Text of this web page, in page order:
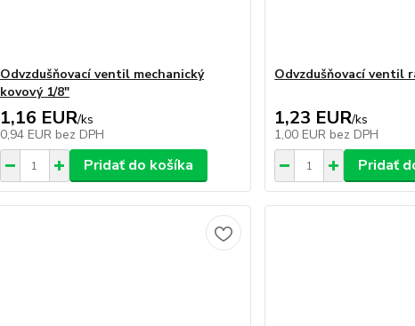
Odvzdušňovací ventil mechanický
kovový 1/8"
1,16 EUR/ks
0,94 EUR bez DPH
Pridať do košíka
Odvzdušňovací ventil
1,23 EUR/ks
1,00 EUR bez DPH
Pridať